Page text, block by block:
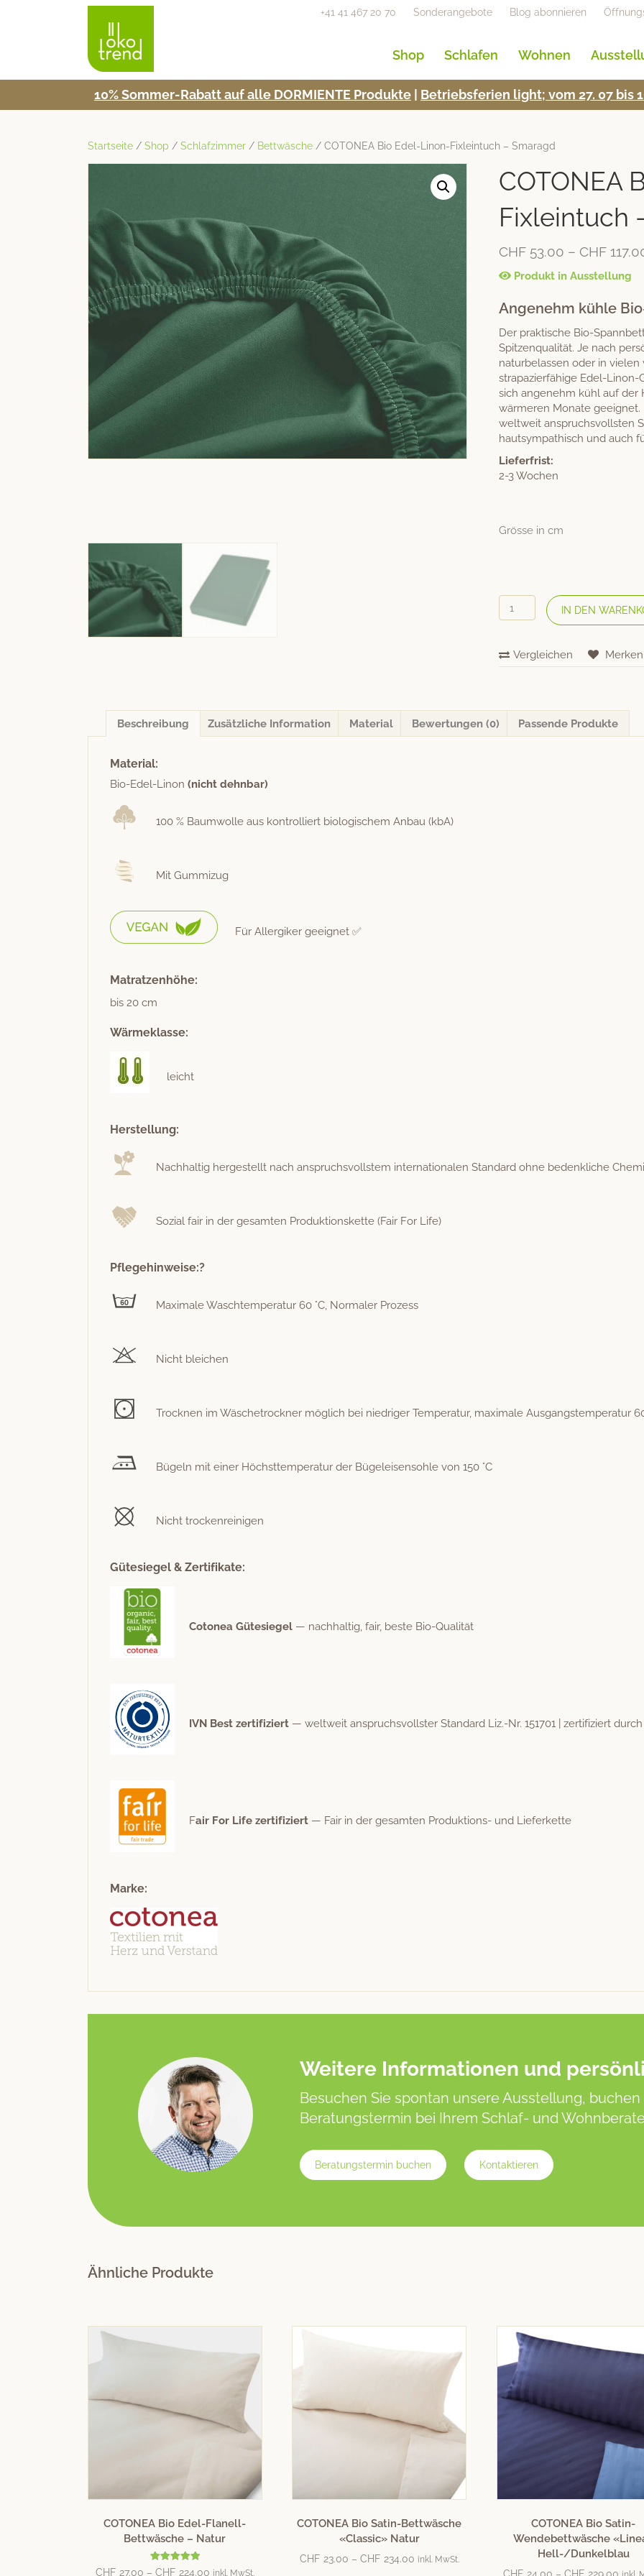
+41 41 467 20 70 Sonderangebote Blog abonnieren
Shop Schlafen Wohnen
10% Som­mer-Rabatt auf alle DORMIENTE Pro­duk­te Betrieb­s­fe­rien light; vom 27. 07 bis
Startseite / Shop / Schlafzimmer / Bettwäsche / COTONEA Bio Edel-Linon-Fixleintuch – Smaragd
COTONEA
Fixleintuch
CHF 53.00 – CHF
Produkt in Ausstellung
Angenehm kühle
Der praktische Bio-
Spitzenqualität. Je nach
naturbelassen oder in
strapazierfähige Edel-Linon-
sich angenehm kühl auf der
wärmeren Monate
weltweit anspruchsvollsten
hautsympathisch und auch
Lieferfrist:
2-3 Wochen
Grösse in cm
COTONEA
Bio
Linon-
Fixleintuch
Menge
IN DEN
Vergleichen Merken
Beschreibung Zusätzliche Information Material Bewertungen (0) Passende Produkte
Material:
Bio-Edel-Linon (nicht dehn­bar)
100 % Baum­wolle aus kon­trol­liert biol­o­gis­chem Anbau (kbA)
Mit Gummizug
Für Allergik­er geeignet ✅
Matratzenhöhe:
bis 20 cm
Wärmeklasse:
leicht
Herstellung:
Nach­haltig hergestellt nach anspruchsvoll­stem inter­na­tionalen Stan­dard ohne beden­kliche
Sozial fair in der gesamten Pro­duk­tions­kette (Fair For Life)
Pflegehinweise:?
Max­i­male Waschtem­per­atur 60 °C, Nor­maler Prozess
Nicht bleichen
Trock­nen im Wäschetrock­n­er möglich bei niedriger Tem­per­atur, max­i­male Aus­gang­stem­per­atur
Bügeln mit ein­er Höch­st­tem­per­atur der Bügeleisen­sohle von 150 °C
Nicht trockenreinigen
Gütesiegel & Zertifikate:
Cotonea Güte­siegel — nach­haltig, fair, beste Bio-Qualität
IVN Best zer­ti­fiziert — weltweit anspruchsvoll­ster Stan­dard Liz.-Nr. 151701 | zer­ti­fiziert
Fair For Life zer­ti­fiziert — Fair in der gesamten Pro­duk­tions- und Lieferkette
Marke:
Weitere Informationen und
Besuchen Sie spontan unsere Ausstellung,
Beratungstermin bei Ihrem Schlaf- und
Beratungstermin buchen Kontaktieren
Ähnliche Produkte
COTONEA Bio Edel-Flanell-
Bettwäsche – Natur
Bewertet mit
CHF 27.00 – CHF 224.00 inkl. MwSt.
COTONEA Bio Satin-Bettwäsche
«Classic» Natur
CHF 23.00 – CHF 234.00 inkl. MwSt.
COTONEA Bio Satin-
Wendebettwäsche
Hell-/Dunkelblau